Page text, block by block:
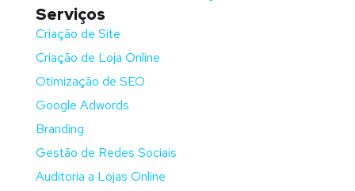
Serviços
Criação de Site
Criação de Loja Online
Otimização de SEO
Google Adwords
Branding
Gestão de Redes Sociais
Auditoria a Lojas Online